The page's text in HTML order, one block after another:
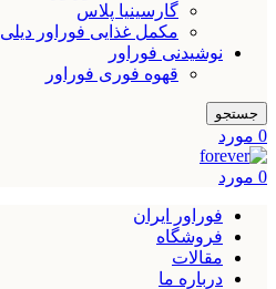
گارسینیا پلاس
مکمل غذایی فوراور دیلی
نوشیدنی فوراور
قهوه فوری فوراور
جستجو
0 مورد
0 مورد
فوراور ایران
فروشگاه
مقالات
درباره ما